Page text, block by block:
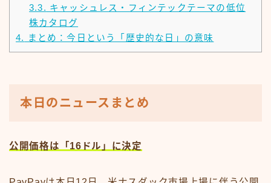
3.3. キャッシュレス・フィンテックテーマの低位
株カタログ
4.
まとめ：今日という「歴史的な日」の意味
本日のニュースまとめ
公開価格は「16ドル」に決定